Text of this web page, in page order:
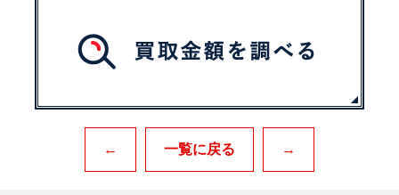
← 一覧に戻る →